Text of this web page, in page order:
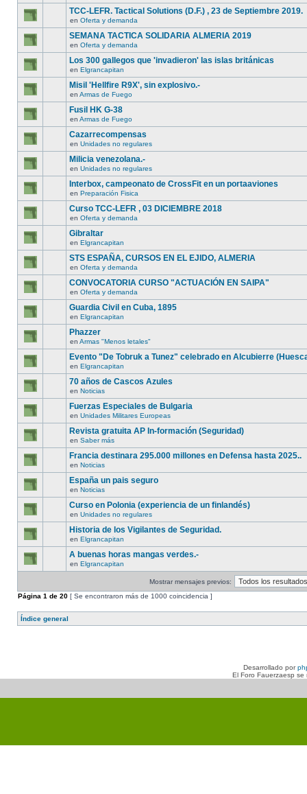
TCC-LEFR. Tactical Solutions (D.F.) , 23 de Septiembre 2019.
en Oferta y demanda
SEMANA TACTICA SOLIDARIA ALMERIA 2019
en Oferta y demanda
Los 300 gallegos que 'invadieron' las islas británicas
en Elgrancapitan
Misil 'Hellfire R9X', sin explosivo.-
en Armas de Fuego
Fusil HK G-38
en Armas de Fuego
Cazarrecompensas
en Unidades no regulares
Milicia venezolana.-
en Unidades no regulares
Interbox, campeonato de CrossFit en un portaaviones
en Preparación Fisica
Curso TCC-LEFR , 03 DICIEMBRE 2018
en Oferta y demanda
Gibraltar
en Elgrancapitan
STS ESPAÑA, CURSOS EN EL EJIDO, ALMERIA
en Oferta y demanda
CONVOCATORIA CURSO "ACTUACIÓN EN SAIPA"
en Oferta y demanda
Guardia Civil en Cuba, 1895
en Elgrancapitan
Phazzer
en Armas "Menos letales"
Evento "De Tobruk a Tunez" celebrado en Alcubierre
en Elgrancapitan
70 años de Cascos Azules
en Noticias
Fuerzas Especiales de Bulgaria
en Unidades Militares Europeas
Revista gratuita AP In-formación (Seguridad)
en Saber más
Francia destinara 295.000 millones en Defensa hasta 2025..
en Noticias
España un pais seguro
en Noticias
Curso en Polonia (experiencia de un finlandés)
en Unidades no regulares
Historia de los Vigilantes de Seguridad.
en Elgrancapitan
A buenas horas mangas verdes.-
en Elgrancapitan
Mostrar mensajes previos:
Página 1 de 20 [ Se encontraron más de 1000 coincidencia ]
Índice general
Desarrollado por
El Foro Fauerzaesp